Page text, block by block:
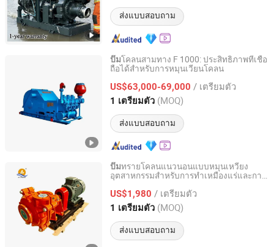
ส่งแบบสอบถาม
ปั๊มโคลนสามทาง F 1000: ประสิทธิภาพที่เชื่อ
ถือได้สำหรับการหมุนเวียนโคลน
US$63,000-69,000 / เตรียมตัว
1 เตรียมตัว (MOQ)
ส่งแบบสอบถาม
Shandong Beyond Petroleum Equipment Co., Ltd.
Shandong, China อัตราจาก 2021
ปั๊มทรายโคลนแนวนอนแบบหมุนเหวี่ยง
อุตสาหกรรมสำหรับการทำเหมืองแร่และการ
US$1,980 / เตรียมตัว
1 เตรียมตัว (MOQ)
ส่งแบบสอบถาม
Shijiazhuang An Pump Machinery Co., Ltd.
Hebei, China อัตราจาก 2015